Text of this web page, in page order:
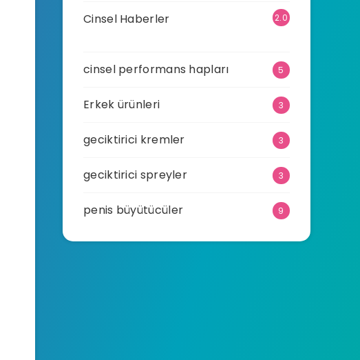
Cinsel Haberler
2.0
cinsel performans hapları 5
Erkek ürünleri 3
geciktirici kremler 3
geciktirici spreyler 3
penis büyütücüler 9